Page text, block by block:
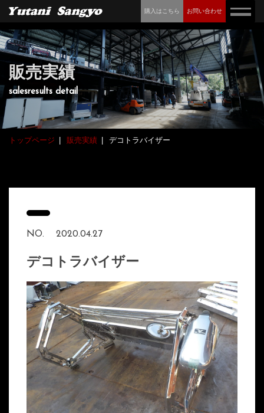
購入はこちら お問い合わせ
販売実績
salesresults detail
トップページ 販売実績 デコトラバイザー
NO. 2020.04.27
デコトラバイザー